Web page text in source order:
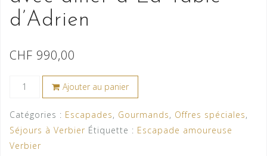
d’Adrien
CHF 990,00
quantité
"Toi
&
Moi"
Ajouter au panier
Catégories : Escapades, Gourmands, Offres spéciales,
Séjours à Verbier Étiquette : Escapade amoureuse
Verbier